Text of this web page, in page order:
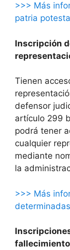
>>> Más
patria
Inscripción
Tienen
defensor
artículo 299
podrá tener
cualquier
mediante
la
>>> Más